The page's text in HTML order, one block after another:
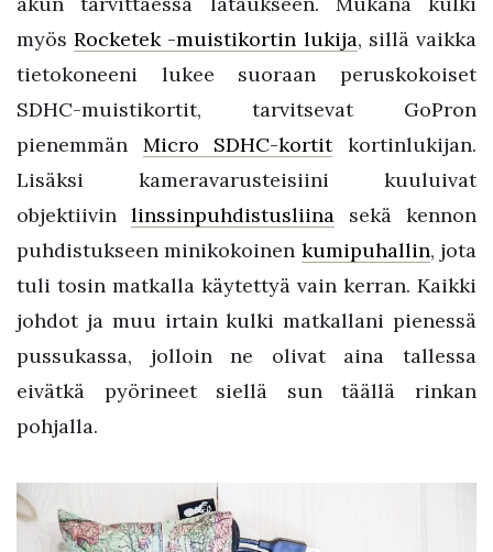
myösRocketek -muistikortin lukija, sillä vaikka
tietokoneeni lukee suoraan peruskokoiset
SDHC-muistikortit, tarvitsevat GoPron
pienemmän Micro SDHC-kortitkortinlukijan.
Lisäksi kameravarusteisiini kuuluivat
objektiivin linssinpuhdistusliina sekä kennon
puhdistukseen minikokoinen kumipuhallin, jota
tuli tosin matkalla käytettyä vain kerran. Kaikki
johdot ja muu irtain kulki matkallani pienessä
pussukassa, jolloin ne olivat aina tallessa
eivätkä pyörineet siellä sun täällä rinkan
pohjalla.